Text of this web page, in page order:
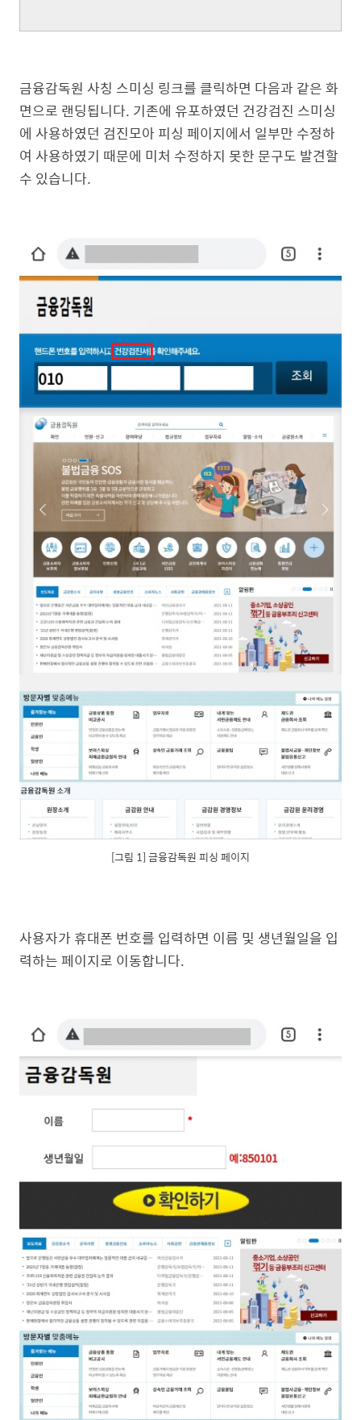
금융감독원 사칭 스미싱 링크를 클릭하면 다음과 같은 화
면으로 랜딩됩니다. 기존에 유포하였던 건강검진 스미싱
에 사용하였던 검진모아 피싱 페이지에서 일부만 수정하
여 사용하였기 때문에 미처 수정하지 못한 문구도 발견할
수 있습니다.
[그림 1] 금융감독원 피싱 페이지
사용자가 휴대폰 번호를 입력하면 이름 및 생년월일을 입
력하는 페이지로 이동합니다.